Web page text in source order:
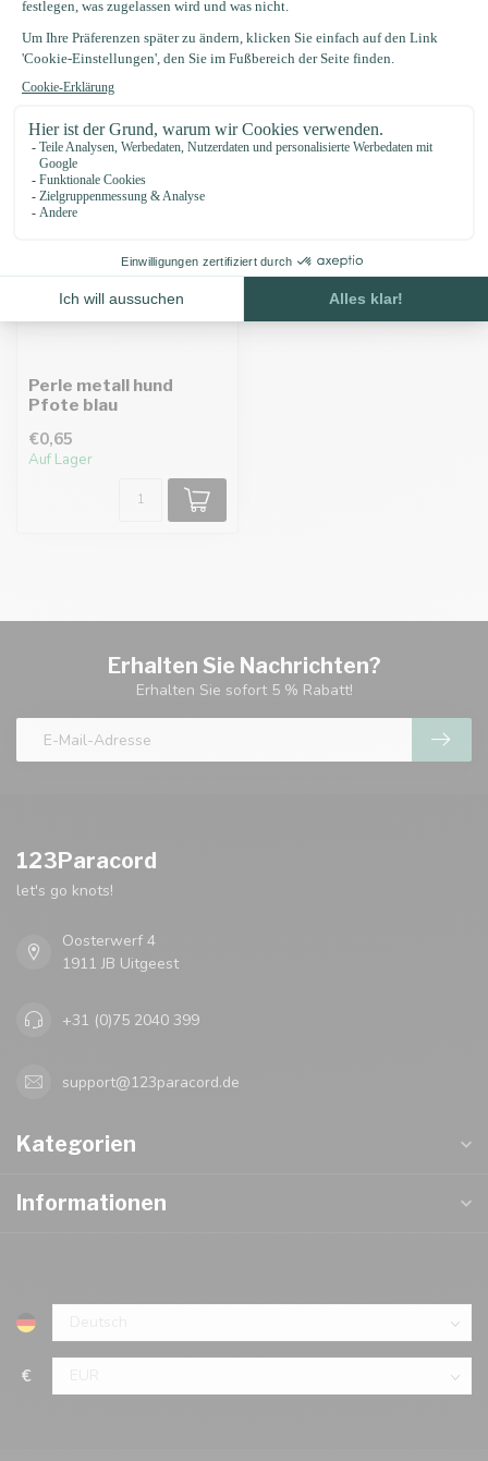
Zuletzt angesehen
Perle metall hund
Pfote blau
€0,65
Auf Lager
Erhalten Sie Nachrichten?
Erhalten Sie sofort 5 % Rabatt!
123Paracord
let's go knots!
Oosterwerf 4
1911 JB Uitgeest
+31 (0)75 2040 399
support@123paracord.de
Kategorien
Informationen
€